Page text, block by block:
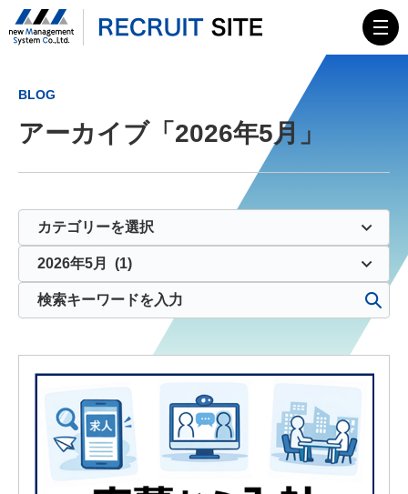
MESSAGE
HISTORY
ニューマネイズム
募集要項
エンジニア
ソリューション営業
営業事務
BLOG
アーカイブ「2026年5月」